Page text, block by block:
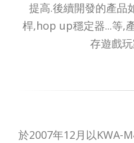
提高.後續開發的產品
桿,hop up穩定器...等,
存遊戲
於2007年12月以KWA-